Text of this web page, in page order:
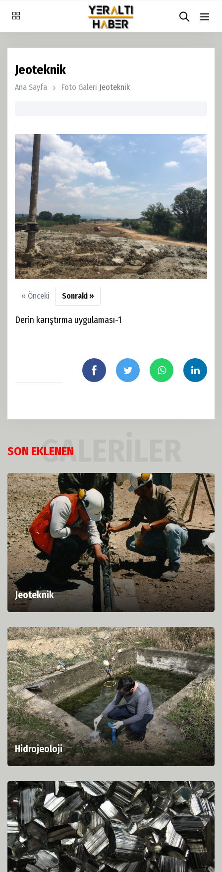
Jeoteknik
Ana Sayfa Foto Galeri Jeoteknik
« Önceki Sonraki »
Derin karıştırma uygulaması-1
SON EKLENENGALERILER
Jeoteknik
Hidrojeoloji